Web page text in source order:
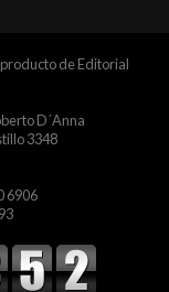
de Editorial
D´Anna
3348
6906